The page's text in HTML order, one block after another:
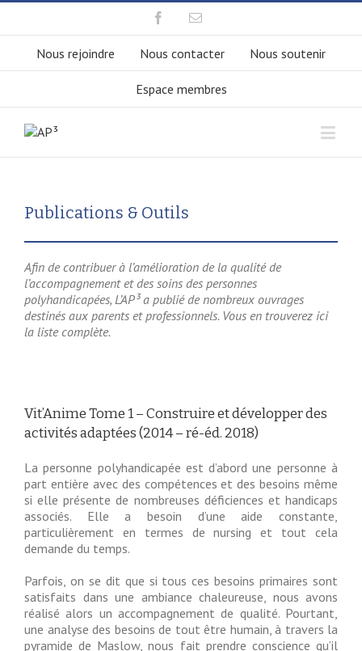
Nous rejoindre Nous contacter Nous soutenir
Espace membres
Publications & Outils
Afin de contribuer à l’amélioration de la qualité de
l’accompagnement et des soins des personnes
polyhandicapées, L’AP³ a publié de nombreux ouvrages
destinés aux parents et professionnels. Vous en trouverez ici
la liste complète.
Vit’Anime Tome 1 – Construire et développer des
activités adaptées (2014 – ré-éd. 2018)
La personne polyhandicapée est d’abord une personne à
part entière avec des compétences et des besoins même
si elle présente de nombreuses déficiences et handicaps
associés. Elle a besoin d’une aide constante,
particulièrement en termes de nursing et tout cela
demande du temps.
Parfois, on se dit que si tous ces besoins primaires sont
satisfaits dans une ambiance chaleureuse, nous avons
réalisé alors un accompagnement de qualité. Pourtant,
une analyse des besoins de tout être humain, à travers la
pyramide de Maslow, nous fait prendre conscience qu’il